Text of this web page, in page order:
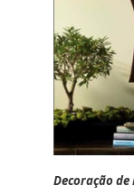
Decoração de